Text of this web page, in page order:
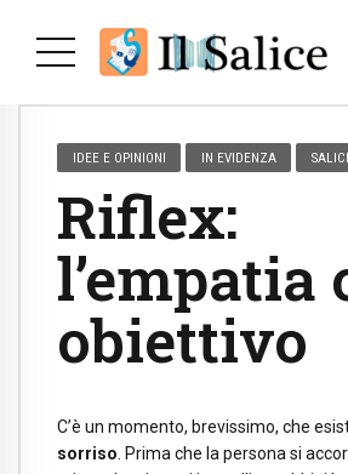
IDEE E OPINIONI IN EVIDENZA
Riflex:
l’empatia
obiettivo
C’è un momento, brevissimo, che
sorriso . Prima che la persona si